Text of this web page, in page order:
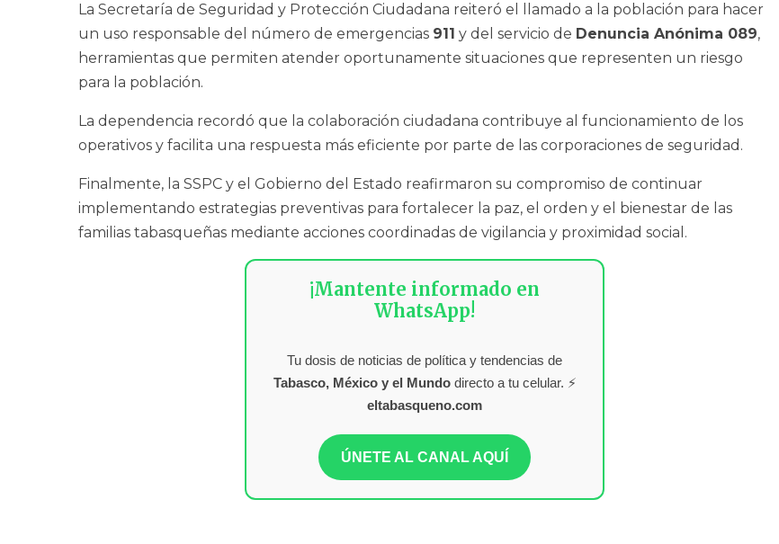
La Secretaría de Seguridad y Protección Ciudadana reiteró el llamado a la población para hacer
un uso responsable del número de emergencias 911 y del servicio de Denuncia Anónima 089,
herramientas que permiten atender oportunamente situaciones que representen un riesgo
para la población.
La dependencia recordó que la colaboración ciudadana contribuye al funcionamiento de los
operativos y facilita una respuesta más eficiente por parte de las corporaciones de seguridad.
Finalmente, la SSPC y el Gobierno del Estado reafirmaron su compromiso de continuar
implementando estrategias preventivas para fortalecer la paz, el orden y el bienestar de las
familias tabasqueñas mediante acciones coordinadas de vigilancia y proximidad social.
¡Mantente informado en
WhatsApp!
Tu dosis de noticias de política y tendencias de
Tabasco, México y el Mundodirecto a tu celular. ⚡
eltabasqueno.com
ÚNETE AL CANAL AQUÍ